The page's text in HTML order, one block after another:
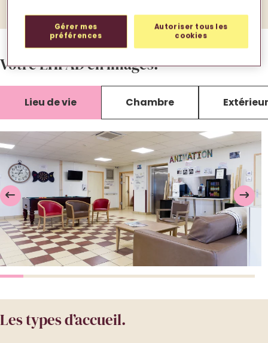
Votre EHPAD en images.
Lieu de vie Chambre Extérieur
Les types d’accueil.
Gérer mes
préférences
Autoriser tous les
cookies